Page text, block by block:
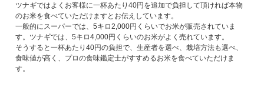
ツナギではよくお客様に一杯あたり40円を追加で負担して頂ければ本物
のお米を食べていただけますとお伝えしています。
一般的にスーパーでは、5キロ2,000円くらいでお米が販売されていま
す。ツナギでは、5キロ4,000円くらいのお米がよく売れています。
そうすると一杯あたり40円の負担で、生産者を選べ、栽培方法も選べ、
食味値が高く、プロの食味鑑定士がすすめるお米を食べていただけま
す。